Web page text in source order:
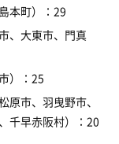
本町）：29
、大東市、門真
）：25
市、羽曳野市、
千早赤阪村）：20